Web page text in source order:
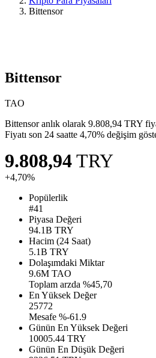
Bittensor
Bittensor
TAO
Bittensor anlık olarak 9.808,94 TRY
Fiyatı son 24 saatte 4,70% değişim
9.808,94TRY
+4,70%
Popülerlik
#41
Piyasa Değeri
94.1B TRY
Hacim (24 Saat)
5.1B TRY
Dolaşımdaki Miktar
9.6M TAO
Toplam arzda %45,70
En Yüksek Değer
25772
Mesafe %-61.9
Günün En Yüksek Değeri
10005.44 TRY
Günün En Düşük Değeri